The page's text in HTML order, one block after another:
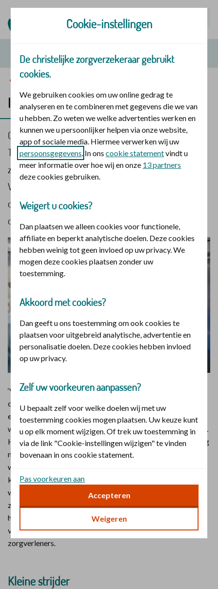
Waardevolle verhalen
In zorgverleners handen
Op 15 april organiseerde ambulanceverpleegkundige
Thijs AartenHet Zorgcongres, met De christelijke
zorgverzekeraar als hoofdsponsor. Wat drijft hem?
Waarom steunen wij dit? En wat zijn de verhalen die
ongetwijfeld gedeeld worden? Ik ga die dag op
ontdekking en reis af naar Nijkerk.
‘Voor de deur van congrescentrum De Schakel is er nog plek
om te parkeren. Ik ben heel benieuwd wie er op dit
evenement afkomen. Als ik de ontvangstruimte binnenstap
wordt het me gelijk duidelijk: het zijn bijna allemaal vrouwen.
Her en der zie ik een man tussen hen door bewegen (gelukkig
niet richting de uitgang). De meeste van de aanwezigen
werken in de zorg: verpleegkundigen, verloskundigen,
kraamverzorgenden, kinderartsen, … Niet zo verrassend,
want het onderwerp is: ‘Vanuit de moederschoot in
zorgverleners handen.’ Een goed gekozen titel. De focus van
het evenement ligt namelijk op vroeggeboorte. De titel
vertelt hoe nauw de band is tussen het kindje en de
zorgverleners.
Kleine strijder
Cookie-instellingen
De christelijke zorgverzekeraar gebruikt
cookies.
We gebruiken cookies om uw online gedrag te
analyseren en te combineren met gegevens die we van
u hebben. Zo weten we welke advertenties werken en
kunnen we u persoonlijker helpen via onze website,
app of sociale media. Hiermee verwerken wij uw
persoonsgegevens. In onscookie statementvindt u
meer informatie over hoe wij en onze 13 partners
deze cookies gebruiken.
Weigert u cookies?
Dan plaatsen we alleen cookies voor functionele,
affiliate en beperkt analytische doelen. Deze cookies
hebben weinig tot geen invloed op uw privacy. We
mogen deze cookies plaatsen zonder uw
toestemming.
Akkoord met cookies?
Dan geeft u ons toestemming om ook cookies te
plaatsen voor uitgebreid analytische, advertentie en
personalisatie doelen. Deze cookies hebben invloed
op uw privacy.
Zelf uw voorkeuren aanpassen?
U bepaalt zelf voor welke doelen wij met uw
toestemming cookies mogen plaatsen. Uw keuze kunt
u op elk moment wijzigen. Of trek uw toestemming in
via de link "Cookie-instellingen wijzigen" te vinden
bovenaan in ons cookie statement.
Pas voorkeuren aan
Accepteren
Weigeren